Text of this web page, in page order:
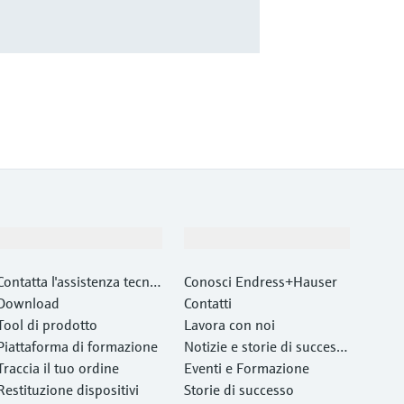
l'assistenza tecnic
di prodotto
di formazione
il tuo ordine
dispositivi
Conosci Endress+Hauser
Contatti
Lavora con noi
Notizie e storie di success
o
Eventi e Formazione
Storie di successo